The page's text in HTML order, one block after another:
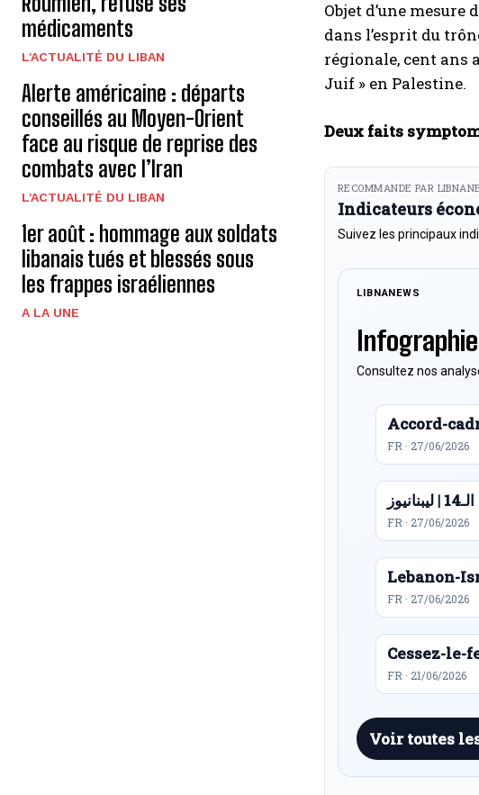
médicaments
L'ACTUALITÉ DU LIBAN
Alerte américaine : départs
conseillés au Moyen-Orient
face au risque de reprise des
combats avec l’Iran
L'ACTUALITÉ DU LIBAN
1er août : hommage aux soldats
libanais tués et blessés sous
les frappes israéliennes
A LA UNE
Objet d’une
dans l’esprit du
régionale, cent ans
Juif » en Palestine.
Deux faits
RECOMMANDE PAR
Indicateurs
Suivez les principaux
LIBNANEWS
Consultez nos
Accord-
FR · 27/06/2026
FR · 27/06/2026
Lebanon-
FR · 27/06/2026
Cessez-le-
FR · 21/06/2026
Voir toutes